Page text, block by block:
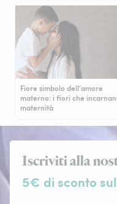
Fiore simbolo dell’amore
materno: i fiori che
maternità
Iscriviti alla
5€ di sconto